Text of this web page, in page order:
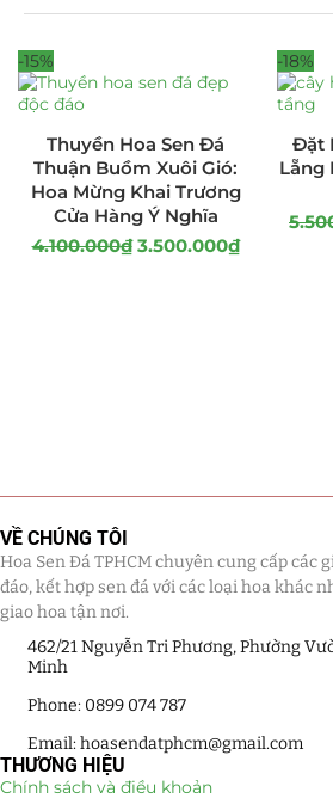
-15%
Thuyền Hoa Sen Đá
Thuận Buồm Xuôi Gió:
Hoa Mừng Khai Trương
Cửa Hàng Ý Nghĩa
4.100.000₫ 3.500.000₫
-18%
Đặt
Lẵng
VỀ CHÚNG TÔI
Hoa Sen Đá TPHCM chuyên cung cấp các
đáo, kết hợp sen đá với các loại hoa khác
giao hoa tận nơi.
462/21 Nguyễn Tri Phương, Phường
Minh
Phone: 0899 074 787
Email: hoasendatphcm@gmail.com
THƯƠNG HIỆU
Chính sách và điều khoản